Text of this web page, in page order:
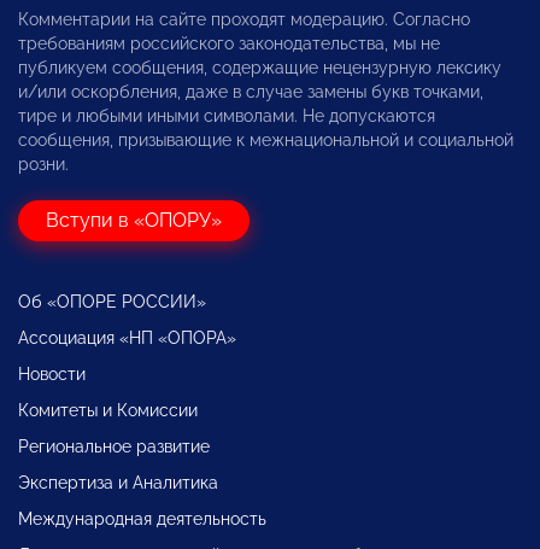
Комментарии на сайте проходят модерацию. Согласно
требованиям российского законодательства, мы не
публикуем сообщения, содержащие нецензурную лексику
и/или оскорбления, даже в случае замены букв точками,
тире и любыми иными символами. Не допускаются
сообщения, призывающие к межнациональной и социальной
розни.
Вступи в «ОПОРУ»
Об «ОПОРЕ РОССИИ»
Ассоциация «НП «ОПОРА»
Новости
Комитеты и Комиссии
Региональное развитие
Экспертиза и Аналитика
Международная деятельность